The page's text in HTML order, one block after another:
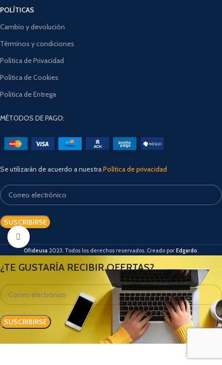
Clic para agrandar
POLÍTICAS
Cambio y devolución
Términos y condiciones
Política de Privacidad
Política de Cookies
Política de Entrega
MÉTODOS DE PAGO:
Se utilizarán de acuerdo a nuestraPolítica de privacidad
Ofideusa 2023. Todos los derechos reservados. Creado por Edgardo.
¿TE GUSTARÍA RECIBIR OFERTAS?